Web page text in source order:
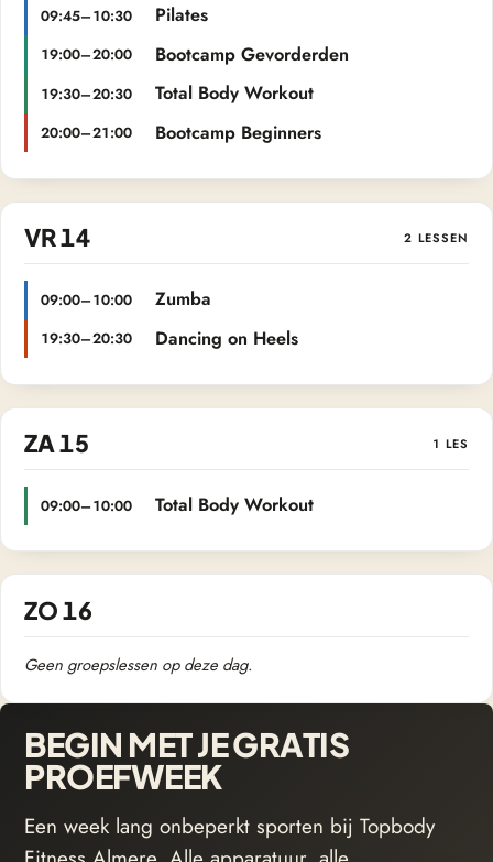
09:45–10:30 Pilates
19:00–20:00 Bootcamp Gevorderden
19:30–20:30 Total Body Workout
20:00–21:00 Bootcamp Beginners
VR 14 2 LESSEN
09:00–10:00 Zumba
19:30–20:30 Dancing on Heels
ZA 15 1 LES
09:00–10:00 Total Body Workout
ZO 16
Geen groepslessen op deze dag.
BEGIN MET JE GRATIS
PROEFWEEK
Een week lang onbeperkt sporten bij Topbody